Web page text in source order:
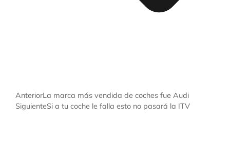
AnteriorLa marca más vendida de coches fue Audi
SiguienteSi a tu coche le falla esto no pasará la ITV